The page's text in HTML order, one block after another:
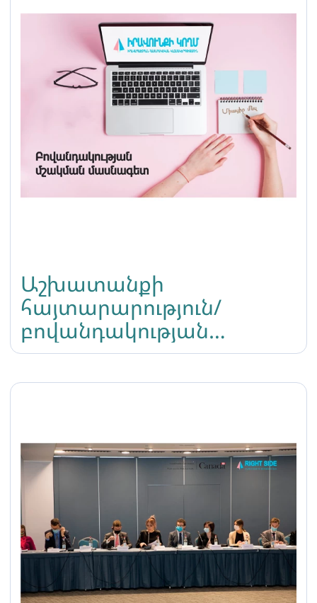
Աշխատանքի
հայտարարություն/
բովանդակության
մշակման մասնագետ